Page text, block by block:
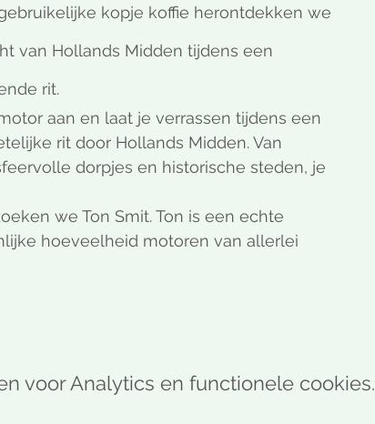
kopje koffie herontdekken we
van Hollands Midden tijdens een
rit.
aan en laat je verrassen tijdens een
rit door Hollands Midden. Van
dorpjes en historische steden, je
we Ton Smit. Ton is een echte
hoeveelheid motoren van allerlei
voor Analytics en functionele cookies.